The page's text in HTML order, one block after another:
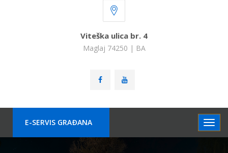
Viteška ulica br. 4
Maglaj 74250 | BA
E-SERVIS GRAÐANA